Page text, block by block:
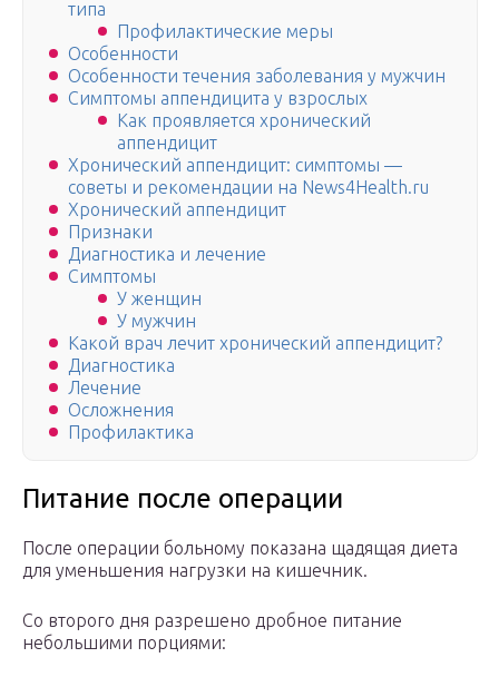
типа
Профилактические меры
Особенности
Особенности течения заболевания у мужчин
Симптомы аппендицита у взрослых
Как проявляется хронический
аппендицит
Хронический аппендицит: симптомы —
советы и рекомендации на News4Health.ru
Хронический аппендицит
Признаки
Диагностика и лечение
Симптомы
У женщин
У мужчин
Какой врач лечит хронический аппендицит?
Диагностика
Лечение
Осложнения
Профилактика
Питание после операции
После операции больному показана щадящая диета
для уменьшения нагрузки на кишечник.
Со второго дня разрешено дробное питание
небольшими порциями: